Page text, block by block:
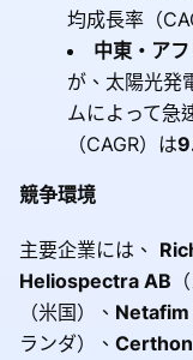
均成長率（
中東・ア
が、太陽光発
ムによって急
（CAGR）は
競争環境
主要企業には、
Heliospectra AB
（米国）、 Netafim
ランダ）、